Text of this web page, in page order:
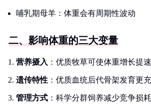
哺乳期母羊：体重会有周期性波动
二、影响体重的三大变量
营养摄入 ：优质牧草可使体重增长提
遗传特性 ：优质血统后代骨架发育更
管理方式 ：科学分群饲养减少竞争损耗